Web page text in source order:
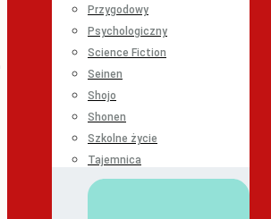
Przygodowy
Psychologiczny
Science Fiction
Seinen
Shojo
Shonen
Szkolne życie
Tajemnica